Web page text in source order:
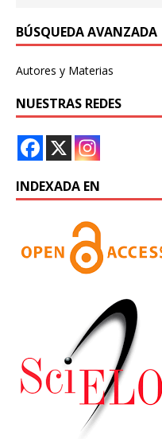
BÚSQUEDA AVANZADA
Autores y Materias
NUESTRAS REDES
INDEXADA EN